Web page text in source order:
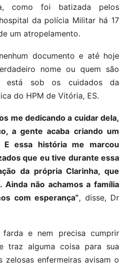
como foi batizada pelos
da polícia Militar há 17
um atropelamento.
documento e até hoje
nome ou quem são
está sob os cuidados da
do HPM de Vitória, ES.
me dedicando a cuidar dela,
a gente acaba criando um
E essa história me marcou
que eu tive durante essa
da própria Clarinha, que
Ainda não achamos a família
com esperança”, disse, Dr
e nem precisa cumprir
traz alguma coisa para sua
zelosas enfermeiras avisam o